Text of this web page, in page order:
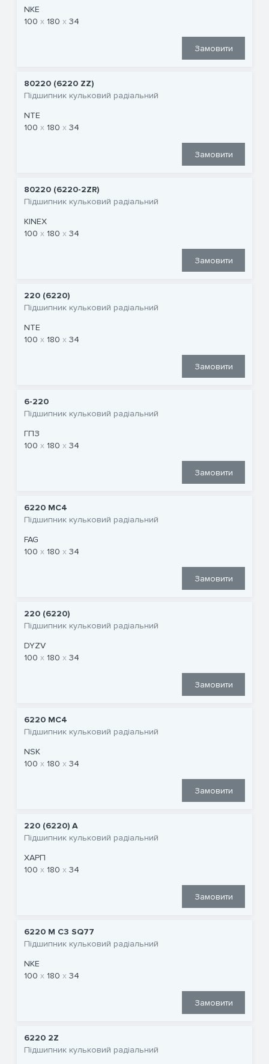
NKE
100
180 34
Замовити
80220 (6220 ZZ)
Підшипник кульковий радіальний
NTE
100
180 34
Замовити
80220 (6220-2ZR)
Підшипник кульковий радіальний
KINEX
100
180 34
Замовити
220 (6220)
Підшипник кульковий радіальний
NTE
100
180 34
Замовити
6-220
Підшипник кульковий радіальний
ГПЗ
100
180 34
Замовити
6220 MC4
Підшипник кульковий радіальний
FAG
100
180 34
Замовити
220 (6220)
Підшипник кульковий радіальний
DYZV
100
180 34
Замовити
6220 MC4
Підшипник кульковий радіальний
NSK
100
180 34
Замовити
220 (6220) A
Підшипник кульковий радіальний
ХАРП
100
180 34
Замовити
6220 M C3 SQ77
Підшипник кульковий радіальний
NKE
100
180 34
Замовити
6220 2Z
Підшипник кульковий радіальний